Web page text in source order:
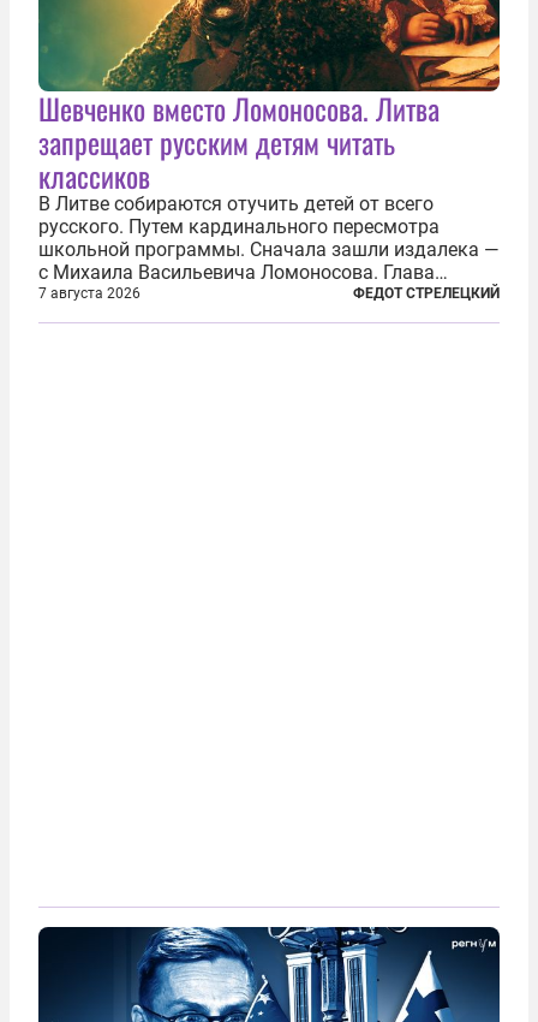
Шевченко вместо Ломоносова. Литва
запрещает русским детям читать
классиков
В Литве собираются отучить детей от всего
русского. Путем кардинального пересмотра
школьной программы. Сначала зашли издалека —
с Михаила Васильевича Ломоносова. Глава
правительства Литвы Миндаугас Синкявичюс
предложил исключить его тексты из программ
7 августа 2026 ФЕДОТ СТРЕЛЕЦКИЙ